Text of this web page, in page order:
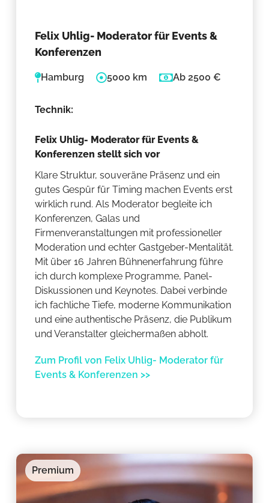
Felix Uhlig- Moderator für Events &
Konferenzen
Hamburg 5000 km Ab 2500 €
Technik:
Felix Uhlig- Moderator für Events &
Konferenzen stellt sich vor
Klare Struktur, souveräne Präsenz und ein
gutes Gespür für Timing machen Events erst
wirklich rund. Als Moderator begleite ich
Konferenzen, Galas und
Firmenveranstaltungen mit professioneller
Moderation und echter Gastgeber-Mentalität.
Mit über 16 Jahren Bühnenerfahrung führe
ich durch komplexe Programme, Panel-
Diskussionen und Keynotes. Dabei verbinde
ich fachliche Tiefe, moderne Kommunikation
und eine authentische Präsenz, die Publikum
und Veranstalter gleichermaßen abholt.
Zum Profil von Felix Uhlig- Moderator für
Events & Konferenzen >>
Premium